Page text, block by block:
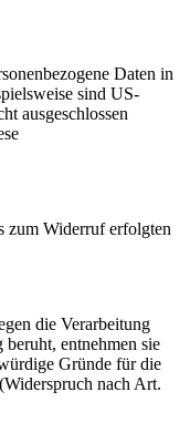
Daten in
sind US-
ausgeschlossen
zum Widerruf erfolgten
die Verarbeitung
entnehmen sie
Gründe für die
nach Art.